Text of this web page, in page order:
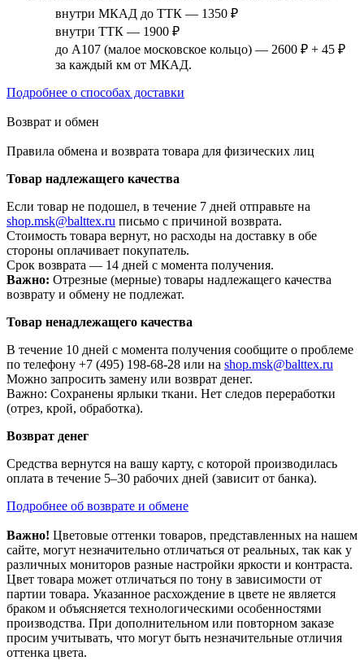
внутри МКАД до ТТК — 1350 ₽
внутри ТТК — 1900 ₽
до А107 (малое московское кольцо) — 2600 ₽ + 45 ₽
за каждый км от МКАД.
Подробнее о способах доставки
Возврат и обмен
Правила обмена и возврата товара для физических лиц
Товар надлежащего качества
Если товар не подошел, в течение 7 дней отправьте на
shop.msk@balttex.ru письмо с причиной возврата.
Стоимость товара вернут, но расходы на доставку в обе
стороны оплачивает покупатель.
Срок возврата — 14 дней с момента получения.
Важно: Отрезные (мерные) товары надлежащего качества
возврату и обмену не подлежат.
Товар ненадлежащего качества
В течение 10 дней с момента получения сообщите о проблеме
по телефону +7 (495) 198-68-28 или на shop.msk@balttex.ru
Можно запросить замену или возврат денег.
Важно: Сохранены ярлыки ткани. Нет следов переработки
(отрез, крой, обработка).
Возврат денег
Средства вернутся на вашу карту, с которой производилась
оплата в течение 5–30 рабочих дней (зависит от банка).
Подробнее об возврате и обмене
Важно! Цветовые оттенки товаров, представленных на нашем
сайте, могут незначительно отличаться от реальных, так как у
различных мониторов разные настройки яркости и контраста.
Цвет товара может отличаться по тону в зависимости от
партии товара. Указанное расхождение в цвете не является
браком и объясняется технологическими особенностями
производства. При дополнительном или повторном заказе
просим учитывать, что могут быть незначительные отличия
оттенка цвета.